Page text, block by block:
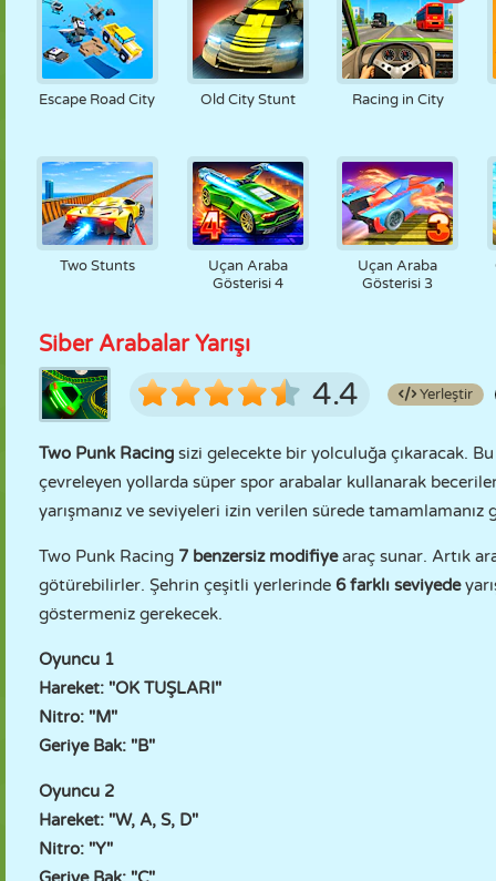
Escape Road City Old City Stunt Racing in City
Two Stunts
Uçan Araba
Gösterisi 4
Uçan Araba
Gösterisi 3
Siber Arabalar Yarışı
4.4 Yerleştir
Two Punk Racing sizi gelecekte bir yolculuğa çıkaracak.
çevreleyen yollarda süper spor arabalar kullanarak
yarışmanız ve seviyeleri izin verilen sürede tamamlamanız
Two Punk Racing 7 benzersiz modifiyearaç sunar. Artık
götürebilirler. Şehrin çeşitli yerlerinde 6 farklı seviyede
göstermeniz gerekecek.
Oyuncu 1
Hareket: "OK TUŞLARI"
Nitro: "M"
Geriye Bak: "B"
Oyuncu 2
Hareket: "W, A, S, D"
Nitro: "Y"